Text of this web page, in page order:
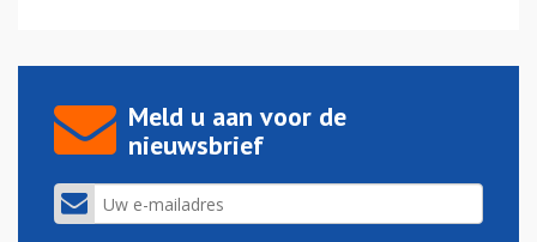
Meld u aan voor de
nieuwsbrief